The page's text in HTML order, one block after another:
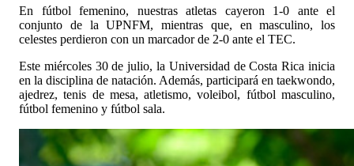
En fútbol femenino, nuestras atletas cayeron 1-0 ante el
conjunto de la UPNFM, mientras que, en masculino, los
celestes perdieron con un marcador de 2-0 ante el TEC.
Este miércoles 30 de julio, la Universidad de Costa Rica inicia
en la disciplina de natación. Además, participará en taekwondo,
ajedrez, tenis de mesa, atletismo, voleibol, fútbol masculino,
fútbol femenino y fútbol sala.